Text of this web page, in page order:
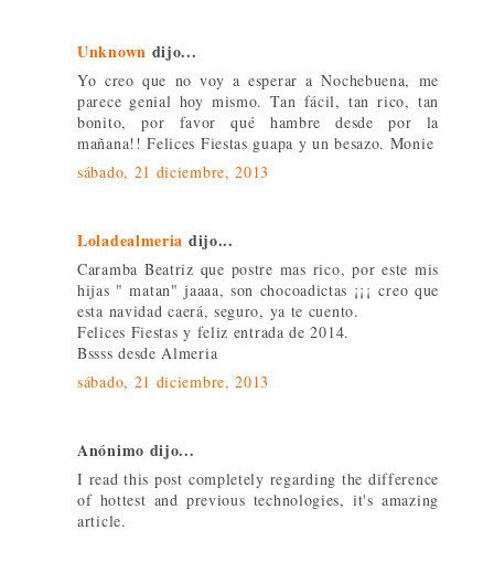
Unknown dijo...
Yo creo que no voy a esperar a Nochebuena, me
parece genial hoy mismo. Tan fácil, tan rico, tan
bonito, por favor qué hambre desde por la
mañana!! Felices Fiestas guapa y un besazo. Monie
sábado, 21 diciembre, 2013
Loladealmeria dijo...
Caramba Beatriz que postre mas rico, por este mis
hijas " matan" jaaaa, son chocoadictas ¡¡¡ creo que
esta navidad caerá, seguro, ya te cuento.
Felices Fiestas y feliz entrada de 2014.
Bssss desde Almeria
sábado, 21 diciembre, 2013
Anónimo dijo...
I read this post completely regarding the difference
of hottest and previous technologies, it's amazing
article.